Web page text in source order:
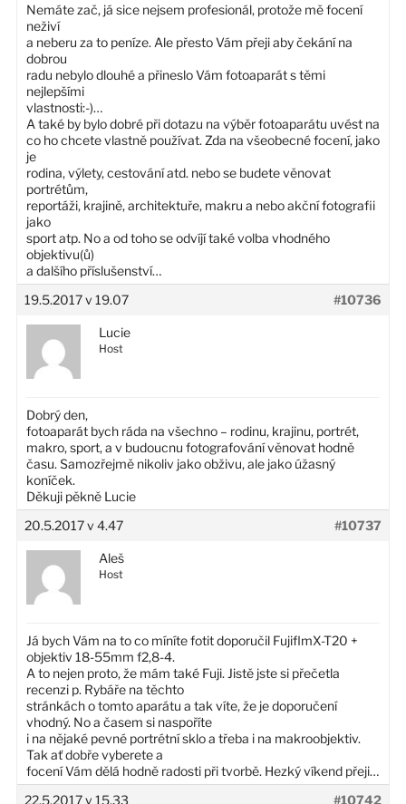
Nemáte zač, já sice nejsem profesionál, protože mě focení
neživí
a neberu za to peníze. Ale přesto Vám přeji aby čekání na
dobrou
radu nebylo dlouhé a přineslo Vám fotoaparát s těmi
nejlepšími
vlastnosti:-)…
A také by bylo dobré při dotazu na výběr fotoaparátu uvést na
co ho chcete vlastně používat. Zda na všeobecné focení, jako
je
rodina, výlety, cestování atd. nebo se budete věnovat
portrétům,
reportáži, krajině, architektuře, makru a nebo akční fotografii
jako
sport atp. No a od toho se odvíjí také volba vhodného
objektivu(ů)
a dalšího příslušenství…
19.5.2017 v 19.07
#10736
Lucie
Host
Dobrý den,
fotoaparát bych ráda na všechno – rodinu, krajinu, portrét,
makro, sport, a v budoucnu fotografování věnovat hodně
času. Samozřejmě nikoliv jako obživu, ale jako úžasný
koníček.
Děkuji pěkně Lucie
20.5.2017 v 4.47
#10737
Aleš
Host
Já bych Vám na to co míníte fotit doporučil FujiflmX-T20 +
objektiv 18-55mm f2,8-4.
A to nejen proto, že mám také Fuji. Jistě jste si přečetla
recenzi p. Rybáře na těchto
stránkách o tomto aparátu a tak víte, že je doporučení
vhodný. No a časem si naspoříte
i na nějaké pevné portrétní sklo a třeba i na makroobjektiv.
Tak ať dobře vyberete a
focení Vám dělá hodně radosti při tvorbě. Hezký víkend přeji…
22.5.2017 v 15.33
#10742